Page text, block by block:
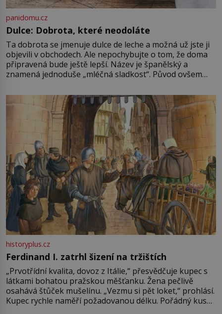
panidomu.cz
Dulce: Dobrota, které neodoláte
Ta dobrota se jmenuje dulce de leche a možná už jste ji
objevili v obchodech. Ale nepochybujte o tom, že doma
připravená bude ještě lepší. Název je španělský a
znamená jednoduše „mléčná sladkost“. Původ ovšem
pře hned několik latinskoamerických zemí a k tomu
Francie, kde se traduje,
historyplus.cz
Ferdinand I. zatrhl šizení na tržištích
„Prvotřídní kvalita, dovoz z Itálie,“ přesvědčuje kupec s
látkami bohatou pražskou měšťanku. Žena pečlivě
osahává štůček mušelínu. „Vezmu si pět loket,“ prohlásí.
Kupec rychle naměří požadovanou délku. Pořádný kus